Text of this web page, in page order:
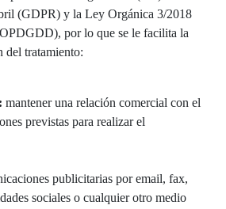
(GDPR) y la Ley Orgánica 3/2018
por lo que se le facilita la
del tratamiento:
mantener una relación comercial con el
previstas para realizar el
publicitarias por email, fax,
sociales o cualquier otro medio